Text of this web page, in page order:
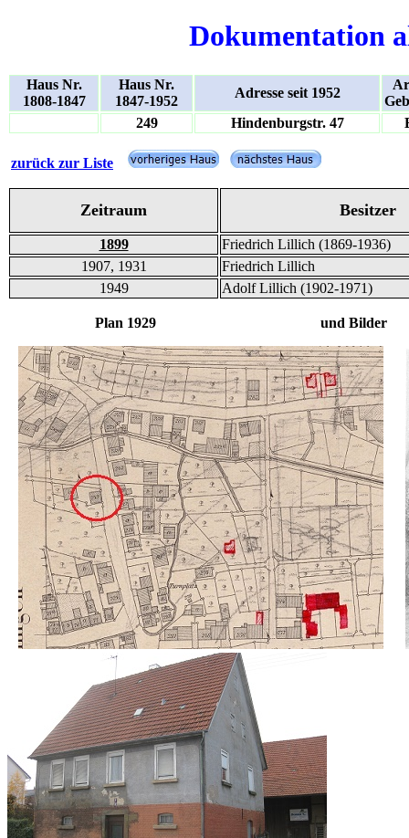
Dokumentation
Haus Nr.
1808-1847
Haus Nr.
1847-1952
Adresse seit 1952
249
Hindenburgstr. 47
zurück zur Liste
Zeitraum Besitzer
1899
Friedrich Lillich (1869-1936)
1907, 1931
Friedrich Lillich
1949
Adolf Lillich (1902-1971)
Plan 1929 und Bilder